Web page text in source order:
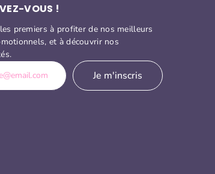
VOUS !
premiers à profiter de nos meilleurs
et à découvrir nos
Je m'inscris